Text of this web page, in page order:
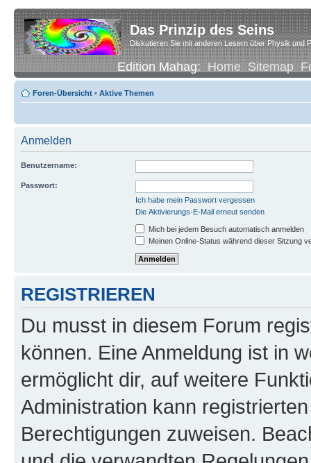
Das Prinzip des Seins
Diskutieren Sie mit anderen Lesern über Physik und
Edition Mahag:Home Sitemap
Foren-Übersicht • Aktive Themen
Anmelden
Benutzername:
Passwort:
Ich habe mein Passwort vergessen
Die Aktivierungs-E-Mail erneut senden
Mich bei jedem Besuch automatisch anmelden
Meinen Online-Status während dieser Sitzung
REGISTRIEREN
Du musst in diesem Forum
können. Eine Anmeldung ist in
ermöglicht dir, auf weitere
Administration kann
Berechtigungen zuweisen.